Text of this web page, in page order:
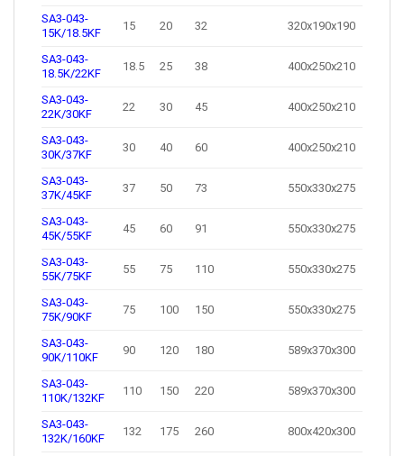
SA3-043-
15K/18.5KF
15 20 32 320x190x190
SA3-043-
18.5K/22KF
18.5 25 38 400x250x210
SA3-043-
22K/30KF
22 30 45 400x250x210
SA3-043-
30K/37KF
30 40 60 400x250x210
SA3-043-
37K/45KF
37 50 73 550x330x275
SA3-043-
45K/55KF
45 60 91 550x330x275
SA3-043-
55K/75KF
55 75 110 550x330x275
SA3-043-
75K/90KF
75 100 150 550x330x275
SA3-043-
90K/110KF
90 120 180 589x370x300
SA3-043-
110K/132KF
110 150 220 589x370x300
SA3-043-
132K/160KF
132 175 260 800x420x300